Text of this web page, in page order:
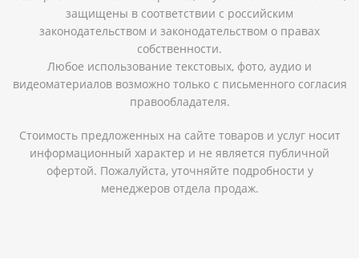
защищены в соответствии с российским
законодательством и законодательством о правах
собственности.
Любое использование текстовых, фото, аудио и
видеоматериалов возможно только с письменного согласия
правообладателя.
Стоимость предложенных на сайте товаров и услуг носит
информационный характер и не является публичной
офертой. Пожалуйста, уточняйте подробности у
менеджеров отдела продаж.